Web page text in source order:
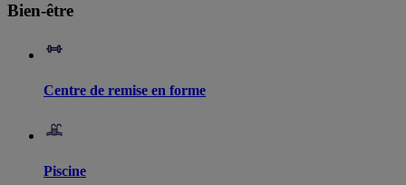
Bien-être
Centre de remise en forme
Piscine